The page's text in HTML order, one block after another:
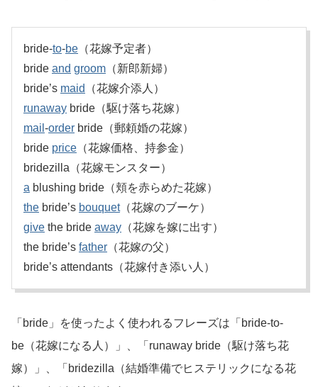
bride-to-be （花嫁予定者）
bride and groom （新郎新婦）
bride’s maid
（花嫁介添人）
runaway bride（駆け落ち花嫁）
mail -order bride（郵頼婚の花嫁）
bride price （花嫁価格、持参金）
bridezilla（花嫁モンスター）
a blushing bride（頬を赤らめた花嫁）
the bride’s bouquet（花嫁のブーケ）
give the bride away （花嫁を嫁に出す）
the bride’s father （花嫁の父）
bride’s attendants（花嫁付き添い人）
「bride」を使ったよく使われるフレーズは「bride-to-
be（花嫁になる人）」、「runaway bride（駆け落ち花
嫁）」、「bridezilla（結婚準備でヒステリックになる花